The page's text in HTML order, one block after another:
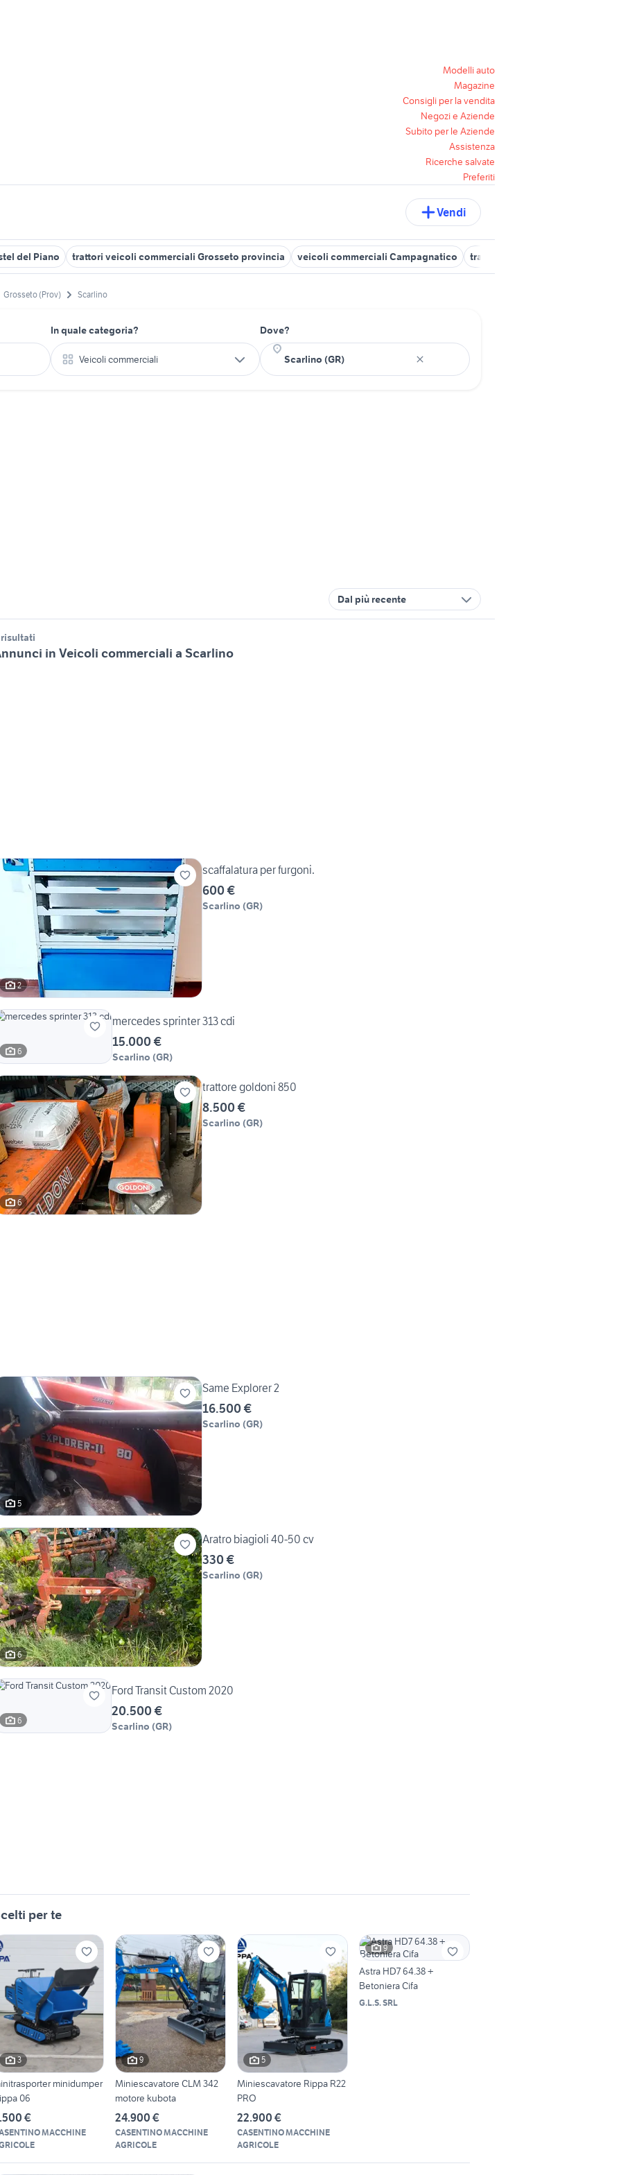
Modelli auto
Magazine
Consigli per la vendita
Negozi e Aziende
Subito per le Aziende
Assistenza
Ricerche salvate
Preferiti
Vendi
del Piano trattori veicoli commerciali Grosseto provincia veicoli commerciali Campagnatico trattori usati grosseto
Grosseto (Prov) Scarlino
In quale categoria?
Veicoli commerciali
Dove?
Dal più recente
in Veicoli commerciali a Scarlino
2
scaffalatura per furgoni.
600 €
Scarlino (GR)
6
mercedes sprinter 313 cdi
15.000 €
Scarlino (GR)
6
trattore goldoni 850
8.500 €
Scarlino (GR)
5
Same Explorer 2
16.500 €
Scarlino (GR)
6
Aratro biagioli 40-50 cv
330 €
Scarlino (GR)
6
Ford Transit Custom 2020
20.500 €
Scarlino (GR)
per te
3
minidumper
06
€
MACCHINE
9
Miniescavatore CLM 342
motore kubota
24.900 €
CASENTINO MACCHINE
AGRICOLE
5
Miniescavatore Rippa R22
PRO
22.900 €
CASENTINO MACCHINE
AGRICOLE
9
Astra HD7 64.38 +
Betoniera Cifa
G.L.S. SRL